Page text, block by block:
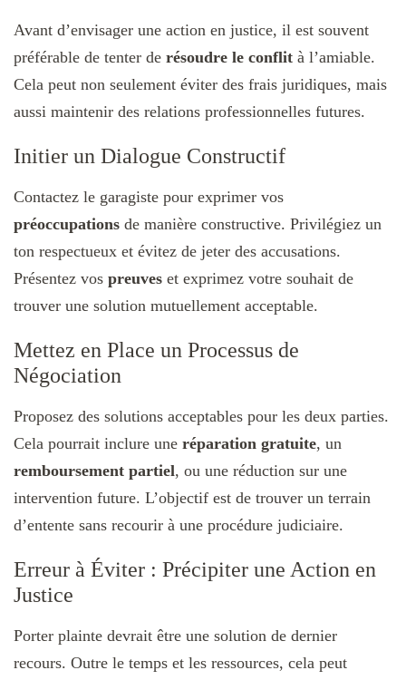
Avant d’envisager une action en justice, il est souvent
préférable de tenter de résoudre le conflit à l’amiable.
Cela peut non seulement éviter des frais juridiques, mais
aussi maintenir des relations professionnelles futures.
Initier un Dialogue Constructif
Contactez le garagiste pour exprimer vos
préoccupations de manière constructive. Privilégiez un
ton respectueux et évitez de jeter des accusations.
Présentez vos preuves et exprimez votre souhait de
trouver une solution mutuellement acceptable.
Mettez en Place un Processus de
Négociation
Proposez des solutions acceptables pour les deux parties.
Cela pourrait inclure une réparation gratuite, un
remboursement partiel, ou une réduction sur une
intervention future. L’objectif est de trouver un terrain
d’entente sans recourir à une procédure judiciaire.
Erreur à Éviter : Précipiter une Action en
Justice
Porter plainte devrait être une solution de dernier
recours. Outre le temps et les ressources, cela peut